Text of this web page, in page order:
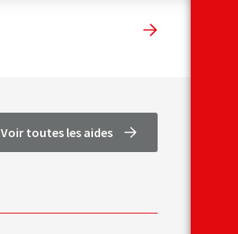
Voir toutes les aides